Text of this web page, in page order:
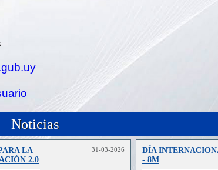
Noticias
LA
2.0
31-03-2026
DÍA
- 8M